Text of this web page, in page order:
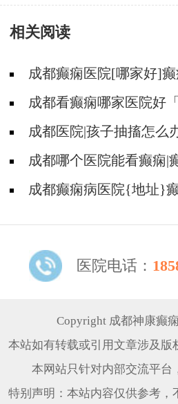
何处理?
相关阅读
成都癫痫医院[哪家好]
哪些护理问题?
成都看癫痫哪家医院好
些常见的食物能帮助癫痫
成都医院|孩子抽搐怎么
护理措施有哪些?
成都哪个医院能看癫痫|
成都癫痫病医院{地址}
医院电话：
Copyright 成都神康癫
本站如有转载或引用文章涉及版
本网站只针对内部交流平台
特别声明：本站内容仅供参考，